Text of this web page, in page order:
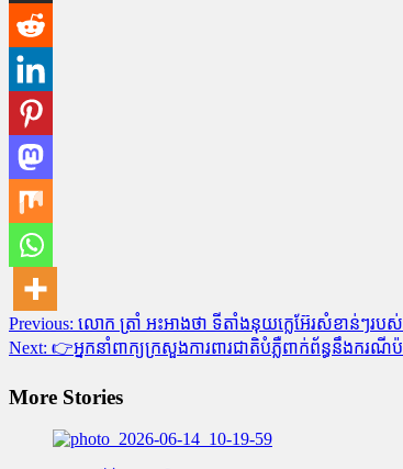
Post
navigation
Previous: លោក ត្រាំ អះអាងថា ទីតាំងនុយក្លេអ៊ែរសំខាន់ៗរប
Next: 👉អ្នកនាំពាក្យក្រសួងការពារជាតិបំភ្លឺពាក់ព័ន្ធនឹងករណី
More Stories